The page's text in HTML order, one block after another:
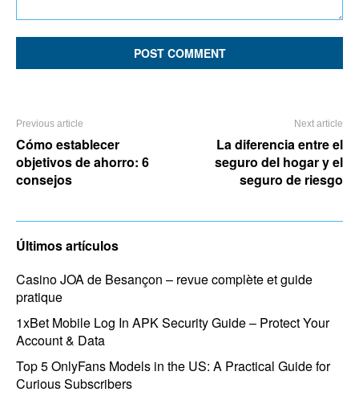
Previous article
Cómo establecer
objetivos de ahorro: 6
consejos
Next article
La diferencia entre el
seguro del hogar y el
seguro de riesgo
Últimos artículos
Casino JOA de Besançon – revue complète et guide
pratique
1xBet Mobile Log In APK Security Guide – Protect Your
Account & Data
Top 5 OnlyFans Models in the US: A Practical Guide for
Curious Subscribers